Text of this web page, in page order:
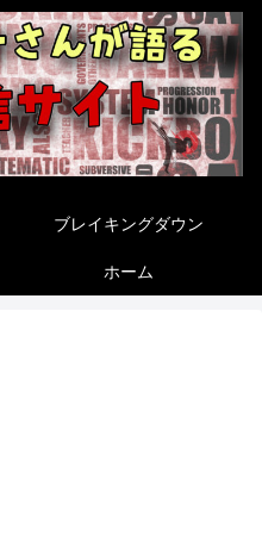
ブレイキングダウン
ホーム